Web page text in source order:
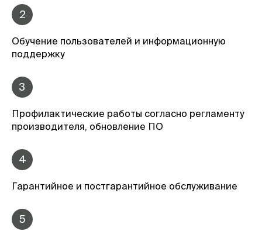
2
Обучение пользователей и информационную
поддержку
3
Профилактические работы согласно регламенту
производителя, обновление ПО
4
Гарантийное и постгарантийное обслуживание
5